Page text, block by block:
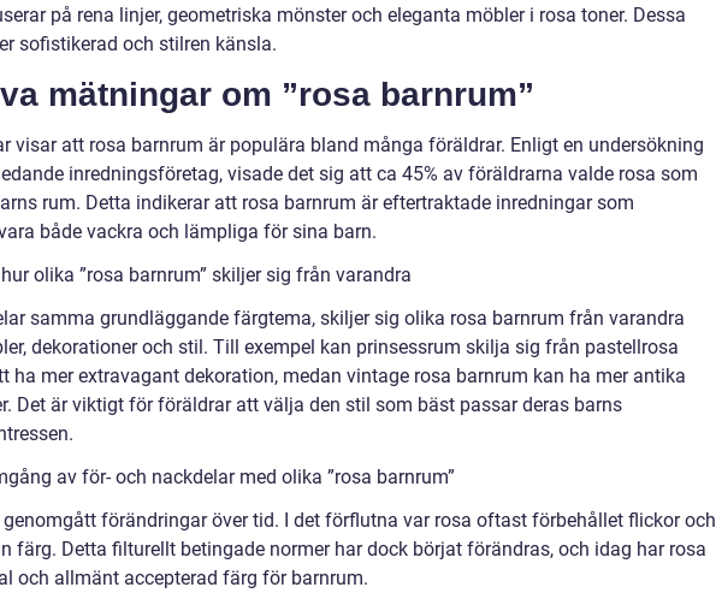
på rena linjer, geometriska mönster och eleganta möbler i rosa toner. Dessa
sofistikerad och stilren känsla.
mätningar om ”rosa barnrum”
visar att rosa barnrum är populära bland många föräldrar. Enligt en undersökning
inredningsföretag, visade det sig att ca 45% av föräldrarna valde rosa som
rum. Detta indikerar att rosa barnrum är eftertraktade inredningar som
både vackra och lämpliga för sina barn.
olika ”rosa barnrum” skiljer sig från varandra
samma grundläggande färgtema, skiljer sig olika rosa barnrum från varandra
dekorationer och stil. Till exempel kan prinsessrum skilja sig från pastellrosa
ha mer extravagant dekoration, medan vintage rosa barnrum kan ha mer antika
Det är viktigt för föräldrar att välja den stil som bäst passar deras barns
av för- och nackdelar med olika ”rosa barnrum”
genomgått förändringar över tid. I det förflutna var rosa oftast förbehållet flickor och
färg. Detta filturellt betingade normer har dock börjat förändras, och idag har rosa
och allmänt accepterad färg för barnrum.